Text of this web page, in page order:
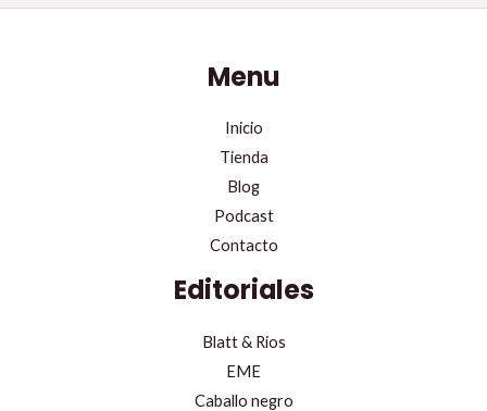
Menu
Inicio
Tienda
Blog
Podcast
Contacto
Editoriales
Blatt & Rios
EME
Caballo negro